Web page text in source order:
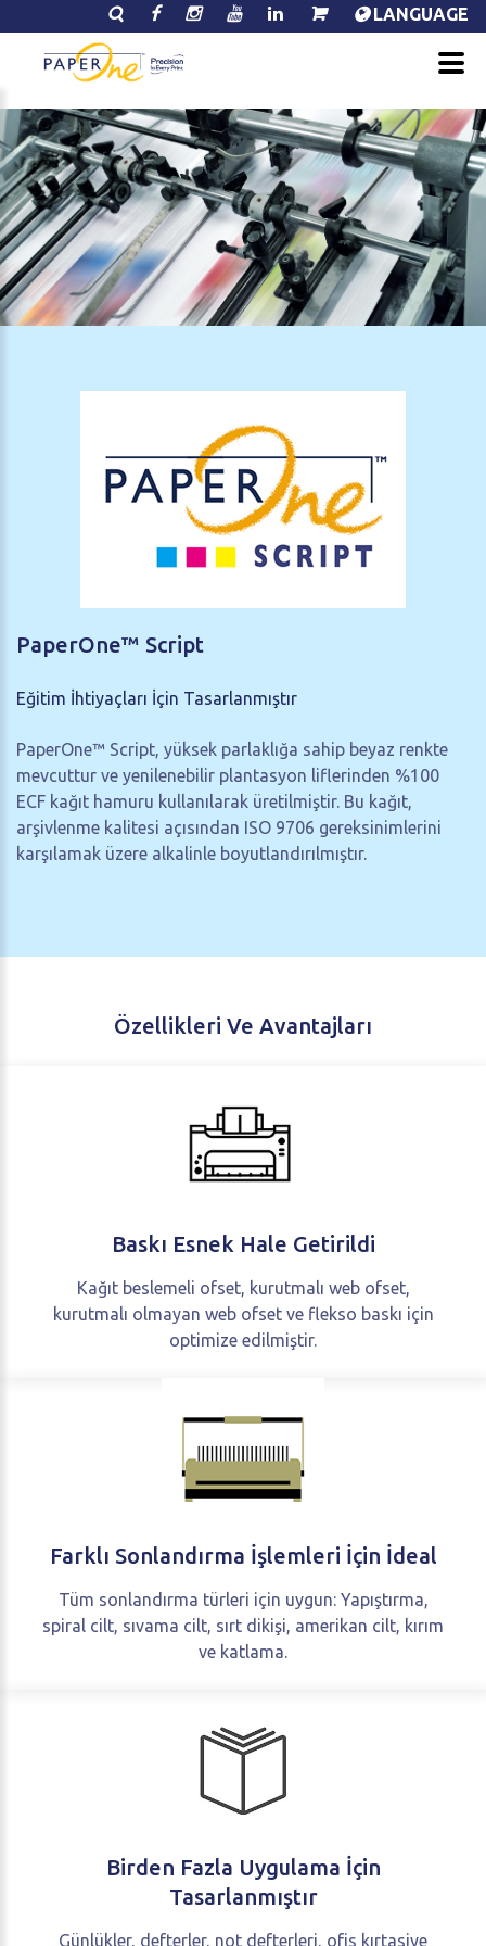
LANGUAGE
PaperOne™ Script
Eğitim İhtiyaçları İçin Tasarlanmıştır
PaperOne™ Script, yüksek parlaklığa sahip beyaz renkte
mevcuttur ve yenilenebilir plantasyon liflerinden %100
ECF kağıt hamuru kullanılarak üretilmiştir. Bu kağıt,
arşivlenme kalitesi açısından ISO 9706 gereksinimlerini
karşılamak üzere alkalinle boyutlandırılmıştır.
Özellikleri Ve Avantajları
Baskı Esnek Hale Getirildi
Kağıt beslemeli ofset, kurutmalı web ofset,
kurutmalı olmayan web ofset ve flekso baskı için
optimize edilmiştir.
Farklı Sonlandırma İşlemleri İçin İdeal
Tüm sonlandırma türleri için uygun: Yapıştırma,
spiral cilt, sıvama cilt, sırt dikişi, amerikan cilt, kırım
ve katlama.
Birden Fazla Uygulama İçin
Tasarlanmıştır
Günlükler, defterler, not defterleri, ofis kırtasiye